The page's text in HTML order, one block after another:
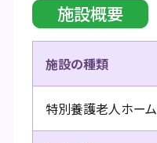
施設概要
施設の種類
特別養護老人ホーム